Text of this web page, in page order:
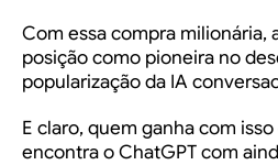
Com essa compra milionária,
posição como pioneira no
popularização da IA
E claro, quem ganha com
encontra o ChatGPT com